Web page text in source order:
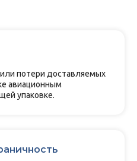
потери доставляемых
авиационным
упаковке.